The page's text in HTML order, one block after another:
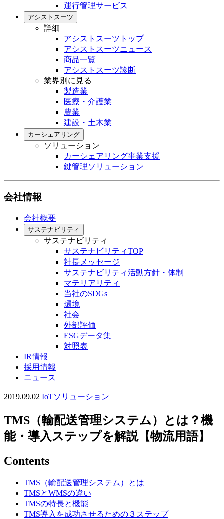
運行管理サービス
アシストスーツ
詳細
アシストスーツトップ
アシストスーツニュース
商品一覧
アシストスーツ診断
業界別に見る
製造業
医療・介護業
農業
建設・土木業
カーシェアリング
ソリューション
カーシェアリング事業支援
鍵管理ソリューション
会社情報
会社概要
サステナビリティ
サステナビリティ
サステナビリティTOP
社長メッセージ
サステナビリティ活動方針・体制
マテリアリティ
当社のSDGs
環境
社会
外部評価
ESGデータ集
対照表
IR情報
採用情報
ニュース
2019.09.02 IoTソリューション
TMS（輸配送管理システム）とは？機
能・導入ステップを解説【物流用語】
Contents
TMS（輸配送管理システム）とは
TMSとWMSの違い
TMSの特長と機能
TMS導入を成功させるための３ステップ